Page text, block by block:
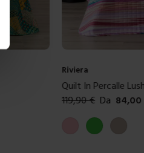
Riviera
Quilt In Percalle Lushana
119,90€ Da 84,00€
Colori disponibili
Verde Tortora